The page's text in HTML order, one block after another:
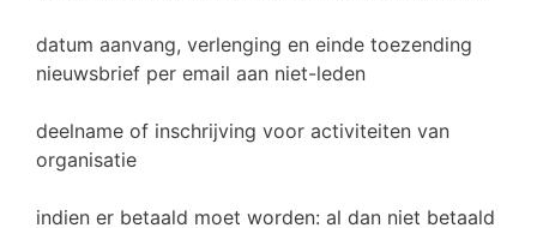
datum aanvang, verlenging en einde toezending
nieuwsbrief per email aan niet-leden
deelname of inschrijving voor activiteiten van
organisatie
indien er betaald moet worden: al dan niet betaald